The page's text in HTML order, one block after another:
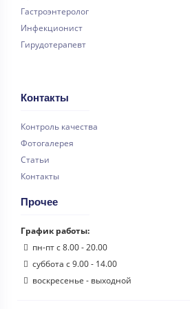
Гастроэнтеролог
Инфекционист
Гирудотерапевт
Контакты
Контроль качества
Фотогалерея
Статьи
Контакты
Прочее
График работы:
пн-пт с 8.00 - 20.00
суббота с 9.00 - 14.00
воскресенье - выходной